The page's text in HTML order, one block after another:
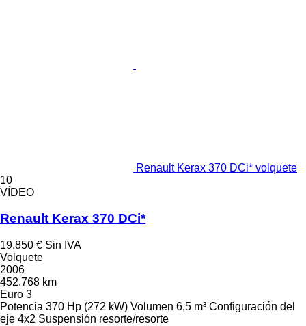
Renault Kerax 370 DCi* volquete
10
VÍDEO
Renault Kerax 370 DCi*
19.850 € Sin IVA
Volquete
2006
452.768 km
Euro 3
Potencia 370 Hp (272 kW) Volumen 6,5 m³ Configuración del
eje 4x2 Suspensión resorte/resorte